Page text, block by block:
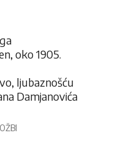
oko 1905.
ljubaznošću
Damjanovića